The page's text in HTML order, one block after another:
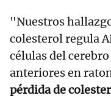
"Nuestros
colesterol regula
células del
anteriores en
pérdida de